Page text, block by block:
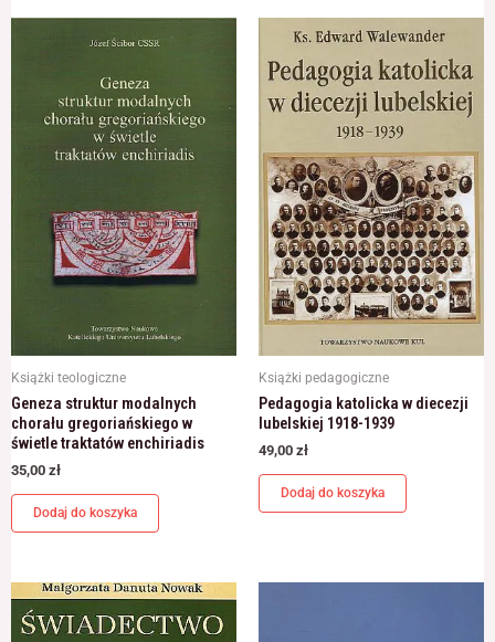
Książki teologiczne
Geneza struktur modalnych
chorału gregoriańskiego w
świetle traktatów enchiriadis
35,00 zł
Dodaj do koszyka
Książki pedagogiczne
Pedagogia katolicka w diecezji
lubelskiej 1918-1939
49,00 zł
Dodaj do koszyka